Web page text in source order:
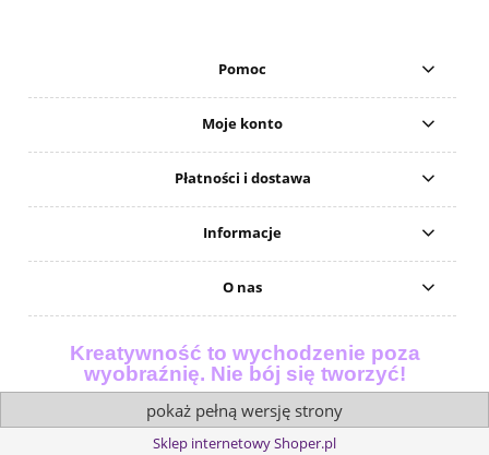
Pomoc
Moje konto
Płatności i dostawa
Informacje
O nas
Kreatywność to wychodzenie poza
wyobraźnię. Nie bój się tworzyć!
pokaż pełną wersję strony
Sklep internetowy Shoper.pl